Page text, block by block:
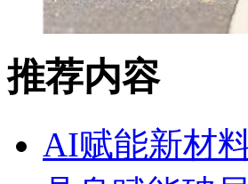
推荐内容
AI赋能新材